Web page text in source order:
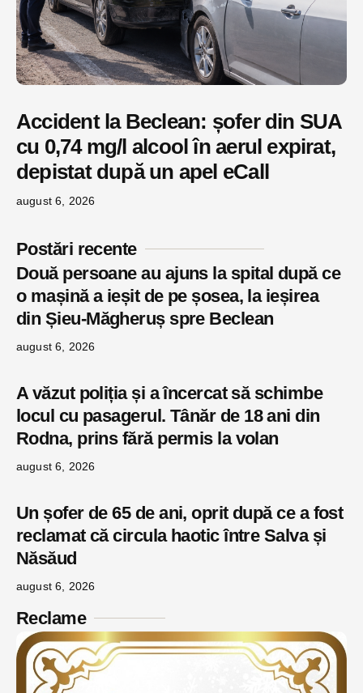
Accident la Beclean: șofer din SUA
cu 0,74 mg/l alcool în aerul expirat,
depistat după un apel eCall
august 6, 2026
Postări recente
Două persoane au ajuns la spital după ce
o mașină a ieșit de pe șosea, la ieșirea
din Șieu-Măgheruș spre Beclean
august 6, 2026
A văzut poliția și a încercat să schimbe
locul cu pasagerul. Tânăr de 18 ani din
Rodna, prins fără permis la volan
august 6, 2026
Un șofer de 65 de ani, oprit după ce a fost
reclamat că circula haotic între Salva și
Năsăud
august 6, 2026
Reclame